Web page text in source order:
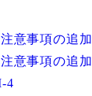
意事項の追
意事項の追
4